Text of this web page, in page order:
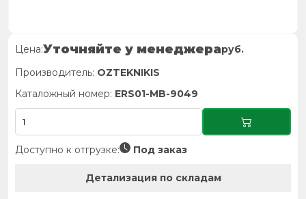
Цена:Уточняйте у менеджераруб.
Производитель: OZTEKNIKIS
Каталожный номер: ERS01-MB-9049
Доступно к отгрузке: Под заказ
Детализация по складам